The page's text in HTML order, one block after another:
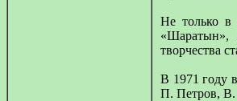
Не только в
«Шаратын»,
творчества
В 1971 году
П. Петров, В.